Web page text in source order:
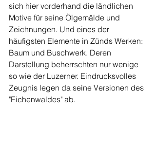
sich hier vorderhand die ländlichen
Motive für seine Ölgemälde und
Zeichnungen. Und eines der
häufigsten Elemente in Zünds Werken:
Baum und Buschwerk. Deren
Darstellung beherrschten nur wenige
so wie der Luzerner. Eindrucksvolles
Zeugnis legen da seine Versionen des
"Eichenwaldes" ab.